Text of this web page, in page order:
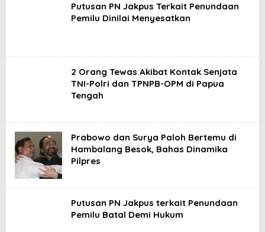
Putusan PN Jakpus Terkait Penundaan
Pemilu Dinilai Menyesatkan
2 Orang Tewas Akibat Kontak Senjata
TNI-Polri dan TPNPB-OPM di Papua
Tengah
Prabowo dan Surya Paloh Bertemu di
Hambalang Besok, Bahas Dinamika
Pilpres
Putusan PN Jakpus terkait Penundaan
Pemilu Batal Demi Hukum